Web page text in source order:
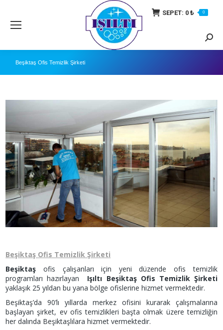
SEPET: 0 ₺ 0
Beşiktaş Ofis Temizlik Şirketi
Beşiktaş Ofis Temizlik Şirketi
Beşiktaş ofis çalışanları için yeni düzende ofis temizlik
programları hazırlayan Işıltı Beşiktaş Ofis Temizlik Şirketi
yaklaşık 25 yıldan bu yana bölge ofislerine hizmet vermektedir.
Beşiktaş’da 90’lı yıllarda merkez ofisini kurarak çalışmalarına
başlayan şirket, ev ofis temizlikleri başta olmak üzere temizliğin
her dalında Beşiktaşlılara hizmet vermektedir.